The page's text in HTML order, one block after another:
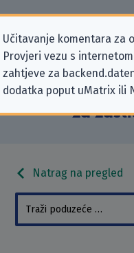
Učitavanje komentara za
Provjeri vezu s
zahtjeve za
dodatka poput uMatrix ili
Podaci
GmbH” koji
za
Natrag na pregled